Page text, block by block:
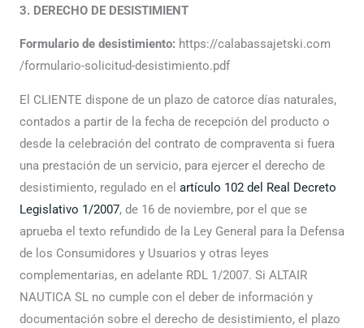
3. DERECHO DE DESISTIMIENT
Formulario de desistimiento: https://calabassajetski.com
/formulario-solicitud-desistimiento.pdf
El CLIENTE dispone de un plazo de catorce días naturales,
contados a partir de la fecha de recepción del producto o
desde la celebración del contrato de compraventa si fuera
una prestación de un servicio, para ejercer el derecho de
desistimiento, regulado en el artículo 102 del Real Decreto
Legislativo 1/2007, de 16 de noviembre, por el que se
aprueba el texto refundido de la Ley General para la Defensa
de los Consumidores y Usuarios y otras leyes
complementarias, en adelante RDL 1/2007. Si ALTAIR
NAUTICA SL no cumple con el deber de información y
documentación sobre el derecho de desistimiento, el plazo